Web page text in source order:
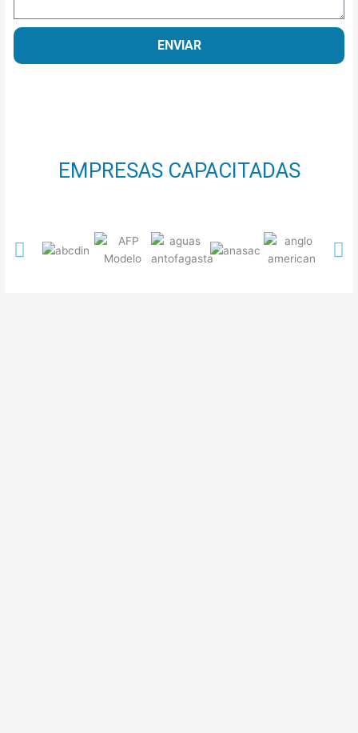
ENVIAR
EMPRESAS CAPACITADAS